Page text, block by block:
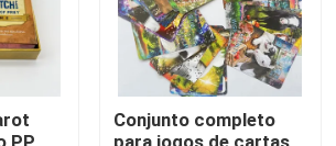
Conjunto completo